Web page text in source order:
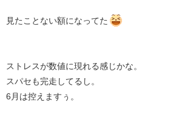
見たことない額になってた
ストレスが数値に現れる感じかな。
スパセも完走してるし。
6月は控えますぅ。